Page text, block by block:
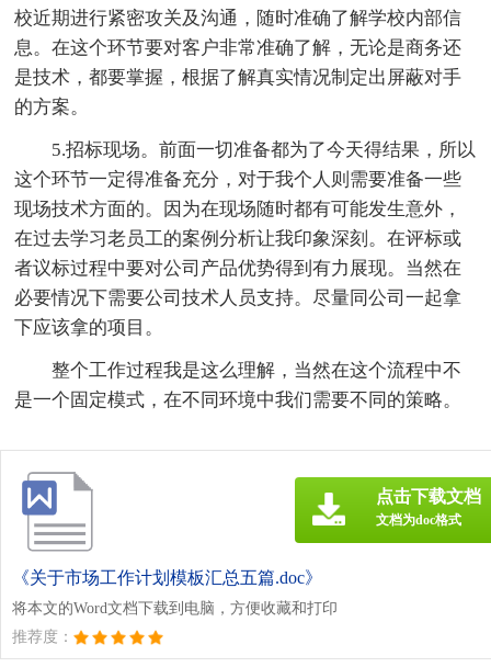
校近期进行紧密攻关及沟通，随时准确了解学校内部信
息。在这个环节要对客户非常准确了解，无论是商务还
是技术，都要掌握，根据了解真实情况制定出屏蔽对手
的方案。
5.招标现场。前面一切准备都为了今天得结果，所以
这个环节一定得准备充分，对于我个人则需要准备一些
现场技术方面的。因为在现场随时都有可能发生意外，
在过去学习老员工的案例分析让我印象深刻。在评标或
者议标过程中要对公司产品优势得到有力展现。当然在
必要情况下需要公司技术人员支持。尽量同公司一起拿
下应该拿的项目。
整个工作过程我是这么理解，当然在这个流程中不
是一个固定模式，在不同环境中我们需要不同的策略。
《关于市场工作计划模板汇总五篇.doc》
将本文的Word文档下载到电脑，方便收藏和打印
推荐度：
点击下载文档
文档为doc格式